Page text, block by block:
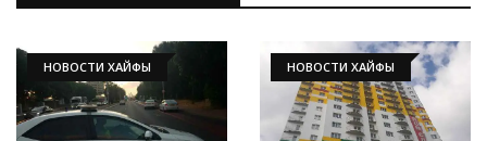
НОВОСТИ ХАЙФЫ НОВОСТИ ХАЙФЫ